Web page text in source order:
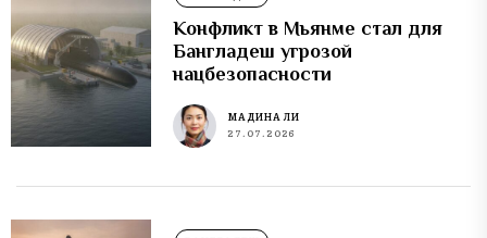
Конфликт в Мьянме стал для
Бангладеш угрозой
нацбезопасности
МАДИНА ЛИ
27.07.2026